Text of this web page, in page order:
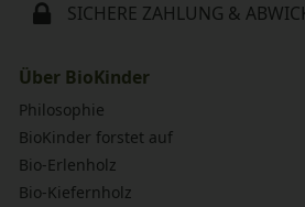
SICHERE ZAHLUNG &
Über BioKinder
Philosophie
BioKinder forstet auf
Bio-Erlenholz
Bio-Kiefernholz